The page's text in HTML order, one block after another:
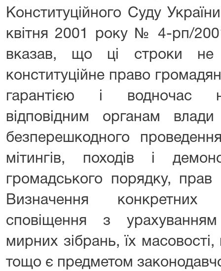
Конституційного Суду
квітня 2001 року № 4-рп/
вказав, що ці строки не
конституційне право
гарантією і водночас
відповідним органам
безперешкодного
мітингів, походів і
громадського порядку,
Визначення конкретних
сповіщення з
мирних зібрань, їх
тощо є предметом